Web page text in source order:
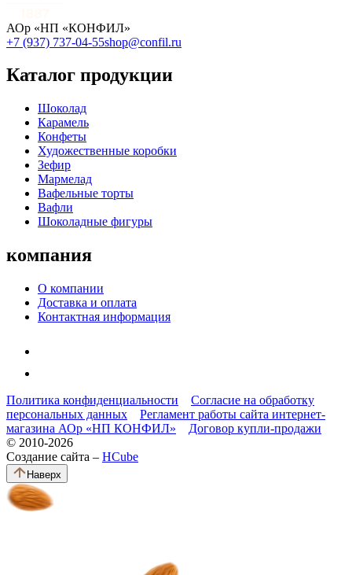
АОр «НП «КОНФИЛ»
+7 (937) 737-04-55shop@confil.ru
Каталог продукции
Шоколад
Карамель
Конфеты
Художественные коробки
Зефир
Мармелад
Вафельные торты
Вафли
Шоколадные фигуры
компания
О компании
Доставка и оплата
Контактная информация
Политика конфиденциальности
Согласие на обработку
персональных данных
Регламент работы сайта интернет-
магазина АОр «НП КОНФИЛ»
Договор купли-продажи
© 2010-2026
Создание сайта – HCube
Наверх